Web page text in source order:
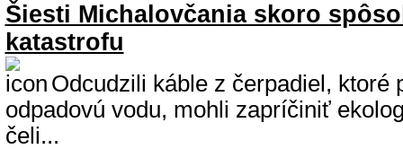
Šiesti Michalovčania skoro
katastrofu
Odcudzili káble z čerpadiel, ktoré
odpadovú vodu, mohli zapríčiniť
čeli...